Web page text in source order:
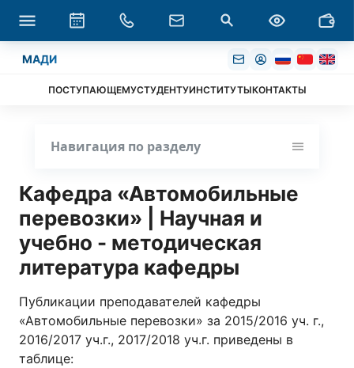
МАДИ
ПОСТУПАЮЩЕМУСТУДЕНТУИНСТИТУТЫКОНТАКТЫ
Кафедра «Автомобильные
перевозки» | Научная и
учебно - методическая
литература кафедры
Публикации преподавателей кафедры
«Автомобильные перевозки» за 2015/2016 уч. г.,
2016/2017 уч.г., 2017/2018 уч.г. приведены в
таблице:
Навигация по разделу